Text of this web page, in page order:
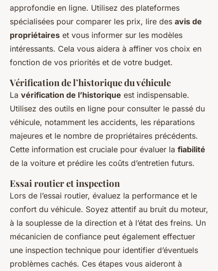
approfondie en ligne. Utilisez des plateformes
spécialisées pour comparer les prix, lire des avis de
propriétaires et vous informer sur les modèles
intéressants. Cela vous aidera à affiner vos choix en
fonction de vos priorités et de votre budget.
Vérification de l’historique du véhicule
La vérification de l’historique est indispensable.
Utilisez des outils en ligne pour consulter le passé du
véhicule, notamment les accidents, les réparations
majeures et le nombre de propriétaires précédents.
Cette information est cruciale pour évaluer la fiabilité
de la voiture et prédire les coûts d’entretien futurs.
Essai routier et inspection
Lors de l’essai routier, évaluez la performance et le
confort du véhicule. Soyez attentif au bruit du moteur,
à la souplesse de la direction et à l’état des freins. Un
mécanicien de confiance peut également effectuer
une inspection technique pour identifier d’éventuels
problèmes cachés. Ces étapes vous aideront à